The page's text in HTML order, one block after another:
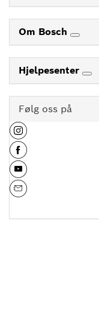
Om Bosch
Hjelpesenter
Følg oss på